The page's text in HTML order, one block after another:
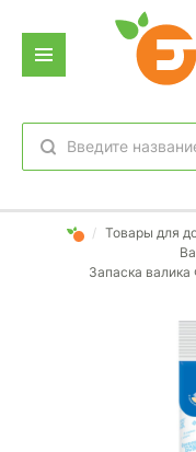
/ Товары для
Запаска